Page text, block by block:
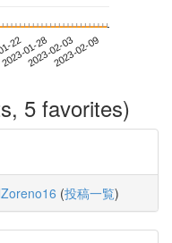
22
2023-01-282023-02-032023-02-09
5 favorites)
(投稿一覧)